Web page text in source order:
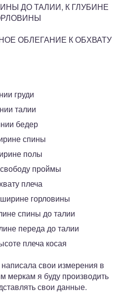
ДО ТАЛИИ, К ГЛУБИНЕ
ОБЛЕГАНИЕ К ОБХВАТУ
груди
талии
бедер
спины
полы
проймы
плеча
горловины
спины до талии
переда до талии
плеча косая
свои измерения в
меркам я буду производить
свои данные.